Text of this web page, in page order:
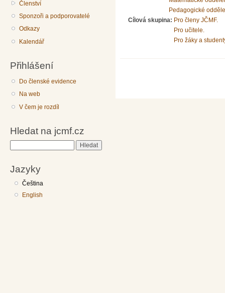
Členství
Sponzoři a podporovatelé
Odkazy
Kalendář
Přihlášení
Do členské evidence
Na web
V čem je rozdíl
Hledat na jcmf.cz
Jazyky
Čeština
English
Pedagogické
Cílová skupina: Pro členy JČMF.
Pro učitele.
Pro žáky a